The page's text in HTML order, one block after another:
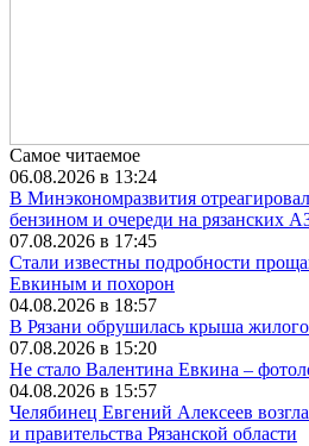
Самое читаемое
06.08.2026 в 13:24
В Минэкономразвития
бензином и очереди на рязанских
07.08.2026 в 17:45
Стали известны подробности
Евкиным и похорон
04.08.2026 в 18:57
В Рязани обрушилась крыша
07.08.2026 в 15:20
Не стало Валентина Евкина –
04.08.2026 в 15:57
Челябинец Евгений Алексеев
и правительства Рязанской области